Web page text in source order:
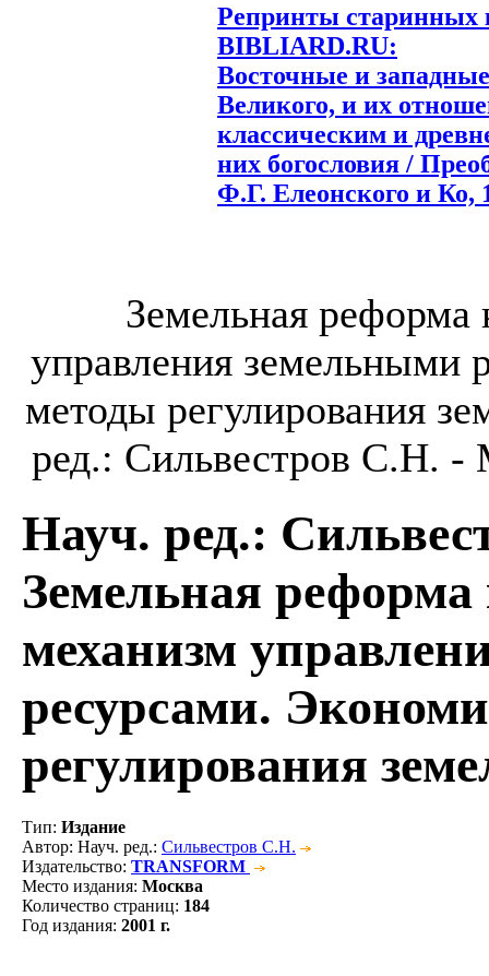
Репринты старинных
BIBLIARD.RU:
Восточные и
Великого, и их
классическим и
них богословия /
Ф.Г. Елеонского и Ко,
Земельная реформа
управления земельными
методы регулирования
ред.: Сильвестров С.Н.
Науч. ред.:
Земельная
механизм
ресурсами.
регулирования
Тип: Издание
Автор: Науч. ред.: Сильвестров С.Н.
Издательство: TRANSFORM
Место издания: Москва
Количество страниц: 184
Год издания: 2001 г.